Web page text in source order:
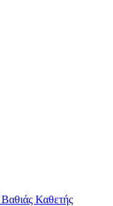
Καθετής